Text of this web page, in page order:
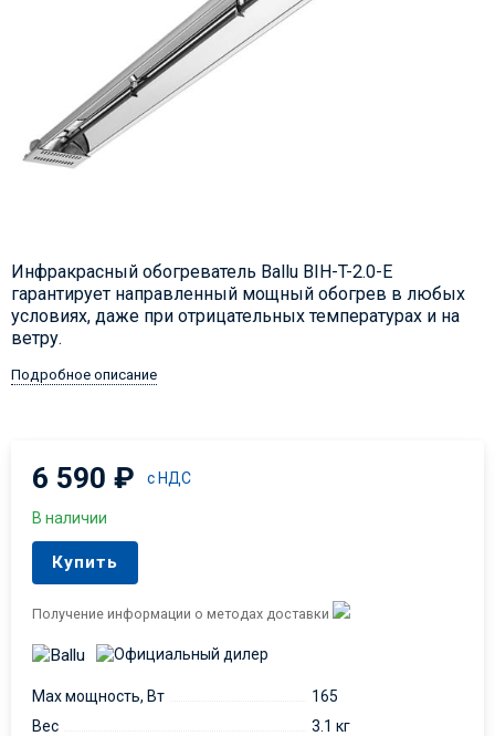
Инфракрасный обогреватель Ballu BIH-T-2.0-E
гарантирует направленный мощный обогрев в любых
условиях, даже при отрицательных температурах и на
ветру.
Подробное описание
6 590₽ с НДС
В наличии
Купить
Получение информации о методах доставки
Max мощность, Вт
165
Вес
3.1 кг